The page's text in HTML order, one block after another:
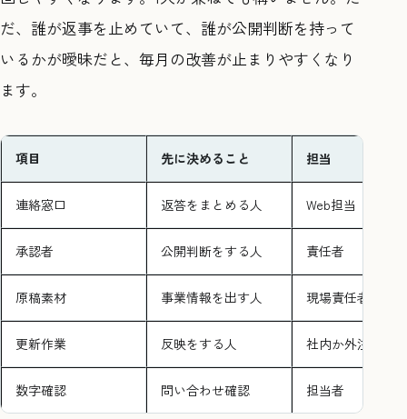
だ、誰が返事を止めていて、誰が公開判断を持って
いるかが曖昧だと、毎月の改善が止まりやすくなり
ます。
項目 先に決めること 担当
連絡窓口 返答をまとめる人 Web担当
承認者 公開判断をする人 責任者
原稿素材 事業情報を出す人 現場責任者
更新作業 反映をする人 社内か外注
数字確認 問い合わせ確認 担当者